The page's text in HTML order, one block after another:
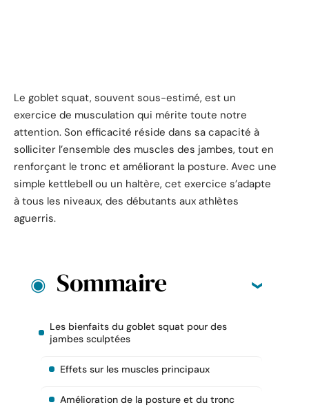
Le goblet squat, souvent sous-estimé, est un
exercice de musculation qui mérite toute notre
attention. Son efficacité réside dans sa capacité à
solliciter l’ensemble des muscles des jambes, tout en
renforçant le tronc et améliorant la posture. Avec une
simple kettlebell ou un haltère, cet exercice s’adapte
à tous les niveaux, des débutants aux athlètes
aguerris.
Sommaire
Les bienfaits du goblet squat pour des
jambes sculptées
Effets sur les muscles principaux
Amélioration de la posture et du tronc